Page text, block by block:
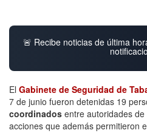
🚨 Recibe noticias de última
El Gabinete de Seguridad de
7 de junio fueron detenidas 19
coordinados entre autoridades
acciones que además permitieron